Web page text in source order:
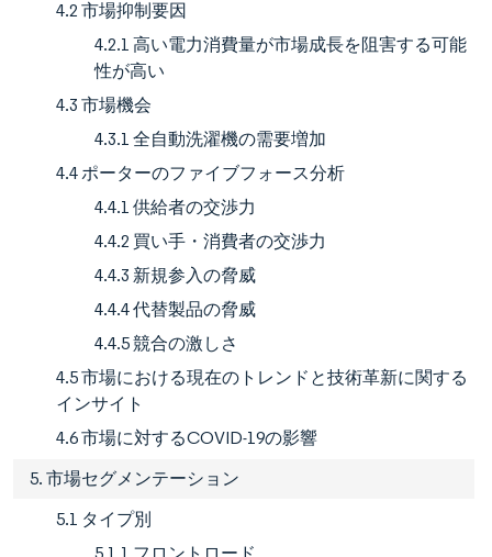
4.2 市場抑制要因
4.2.1 高い電力消費量が市場成長を阻害する可能
性が高い
4.3 市場機会
4.3.1 全自動洗濯機の需要増加
4.4 ポーターのファイブフォース分析
4.4.1 供給者の交渉力
4.4.2 買い手・消費者の交渉力
4.4.3 新規参入の脅威
4.4.4 代替製品の脅威
4.4.5 競合の激しさ
4.5 市場における現在のトレンドと技術革新に関する
インサイト
4.6 市場に対するCOVID-19の影響
5. 市場セグメンテーション
5.1 タイプ別